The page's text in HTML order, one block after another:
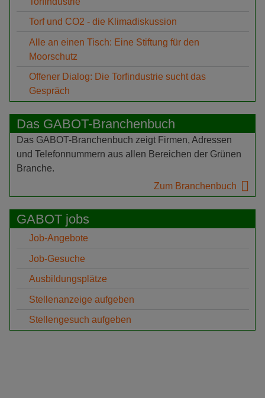
Torf und CO2 - die Klimadiskussion
Alle an einen Tisch: Eine Stiftung für den
Moorschutz
Offener Dialog: Die Torfindustrie sucht das
Gespräch
Das GABOT-Branchenbuch
Das GABOT-Branchenbuch zeigt Firmen, Adressen
und Telefonnummern aus allen Bereichen der Grünen
Branche.
Zum Branchenbuch
GABOT jobs
Job-Angebote
Job-Gesuche
Ausbildungsplätze
Stellenanzeige aufgeben
Stellengesuch aufgeben